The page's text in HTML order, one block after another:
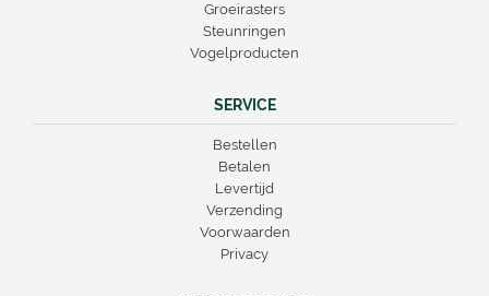
Groeirasters
Steunringen
Vogelproducten
SERVICE
Bestellen
Betalen
Levertijd
Verzending
Voorwaarden
Privacy